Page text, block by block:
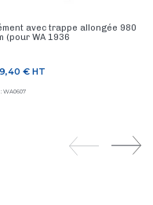
avec trappe allongée 980
(pour WA 1936
€ HT
: WA0607